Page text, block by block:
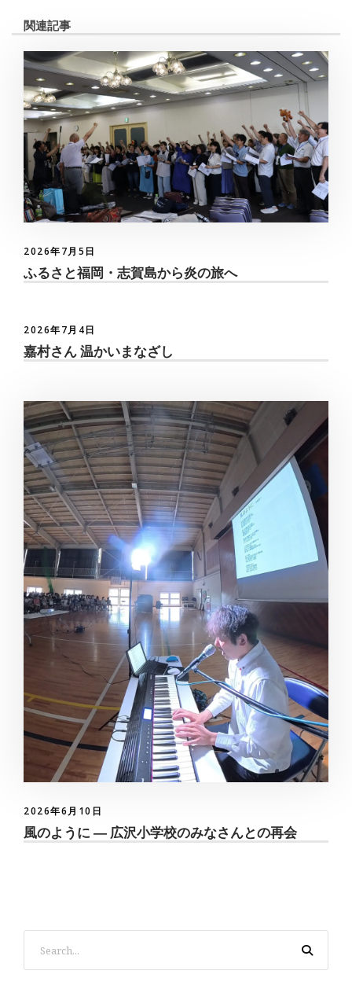
関連記事
2026年7月5日
ふるさと福岡・志賀島から炎の旅へ
2026年7月4日
嘉村さん 温かいまなざし
2026年6月10日
風のように ― 広沢小学校のみなさんとの再会